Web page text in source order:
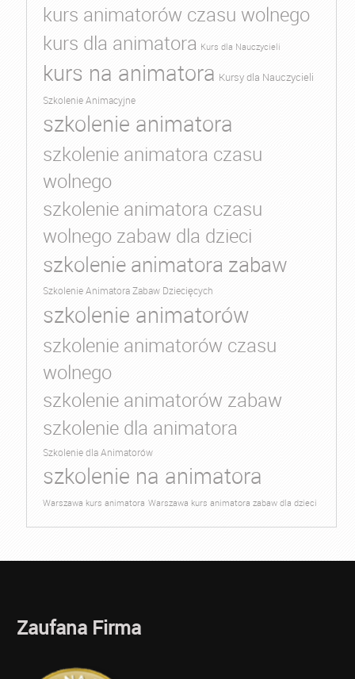
kurs animatorów czasu wolnego
kurs dla animatora Kurs dla Nauczycieli
kurs na animatora Kursy dla Nauczycieli
Szkolenie Animacyjne
szkolenie animatora
szkolenie animatora czasu
wolnego
szkolenie animatora czasu
wolnego zabaw dla dzieci
szkolenie animatora zabaw
Szkolenie Animatora Zabaw Dziecięcych
szkolenie animatorów
szkolenie animatorów czasu
wolnego
szkolenie animatorów zabaw
szkolenie dla animatora
Szkolenie dla Animatorów
szkolenie na animatora
Warszawa kurs animatora Warszawa kurs animatora zabaw dla dzieci
Zaufana Firma